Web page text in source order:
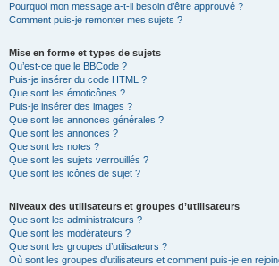
Pourquoi mon message a-t-il besoin d’être approuvé ?
Comment puis-je remonter mes sujets ?
Mise en forme et types de sujets
Qu’est-ce que le BBCode ?
Puis-je insérer du code HTML ?
Que sont les émoticônes ?
Puis-je insérer des images ?
Que sont les annonces générales ?
Que sont les annonces ?
Que sont les notes ?
Que sont les sujets verrouillés ?
Que sont les icônes de sujet ?
Niveaux des utilisateurs et groupes d’utilisateurs
Que sont les administrateurs ?
Que sont les modérateurs ?
Que sont les groupes d’utilisateurs ?
Où sont les groupes d’utilisateurs et comment puis-je en